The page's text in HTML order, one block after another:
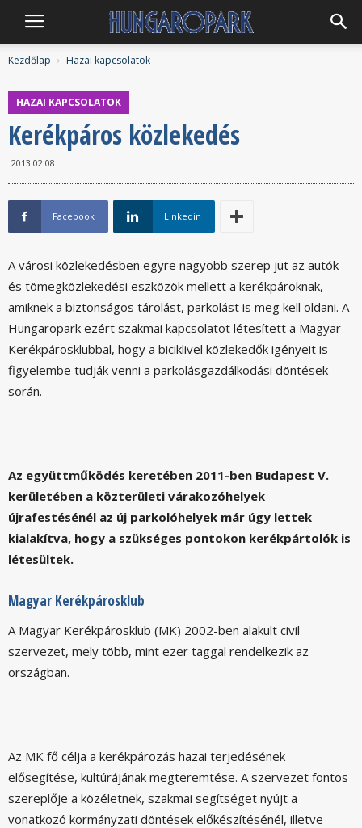
Hungaropark
Kezdőlap Hazai kapcsolatok
HAZAI KAPCSOLATOK
Kerékpáros közlekedés
2013.02.08
Facebook Linkedin
A városi közlekedésben egyre nagyobb szerep jut az autók
és tömegközlekedési eszközök mellett a kerékpároknak,
amiknek a biztonságos tárolást, parkolást is meg kell oldani. A
Hungaropark ezért szakmai kapcsolatot létesített a Magyar
Kerékpárosklubbal, hogy a biciklivel közlekedők igényeit is
figyelembe tudják venni a parkolásgazdálkodási döntések
során.
Az együttműködés keretében 2011-ben Budapest V.
kerületében a közterületi várakozóhelyek
újrafestésénél az új parkolóhelyek már úgy lettek
kialakítva, hogy a szükséges pontokon kerékpártolók is
létesültek.
Magyar Kerékpárosklub
A Magyar Kerékpárosklub (MK) 2002-ben alakult civil
szervezet, mely több, mint ezer taggal rendelkezik az
országban.
Az MK fő célja a kerékpározás hazai terjedésének
elősegítése, kultúrájának megteremtése. A szervezet fontos
szereplője a közéletnek, szakmai segítséget nyújt a
vonatkozó kormányzati döntések előkészítésénél, illetve